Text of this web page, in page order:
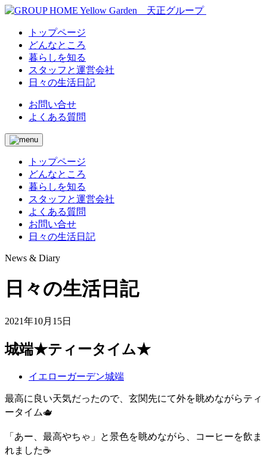
トップページ
どんなところ
暮らしを知る
スタッフと運営会社
日々の生活日記
お問い合せ
よくある質問
トップページ
どんなところ
暮らしを知る
スタッフと運営会社
よくある質問
お問い合せ
日々の生活日記
News & Diary
日々の生活日記
2021年10月15日
城端★ティータイム★
イエローガーデン城端
最高に良い天気だったので、玄関先にて外を眺めながらティ
ータイム🫖
「あー、最高やちゃ」と景色を眺めながら、コーヒーを飲ま
れました☕️